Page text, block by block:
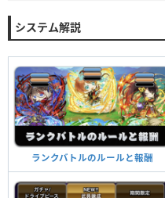
システム解説
ランクバトルのルールと報酬